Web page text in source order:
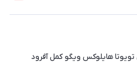
تویوتا هایلوکس ویگو کمل آفرود